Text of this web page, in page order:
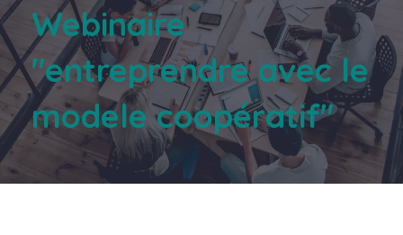
Webinaire
"entreprendre avec le
modele coopératif"